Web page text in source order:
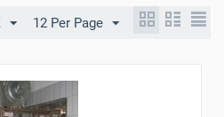
12 Per Page